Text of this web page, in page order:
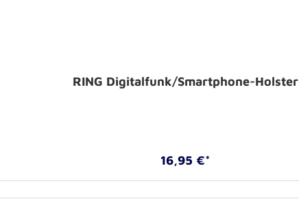
RING Digitalfunk/Smartphone-Holster
16,95 €*